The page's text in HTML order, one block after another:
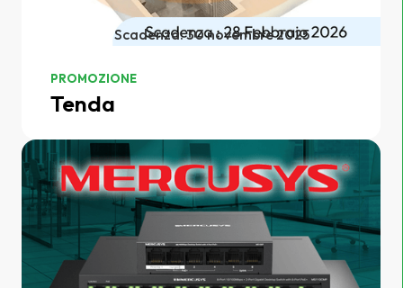
Scadenza: 30 novembre 2025
PROMOZIONE
Tenda